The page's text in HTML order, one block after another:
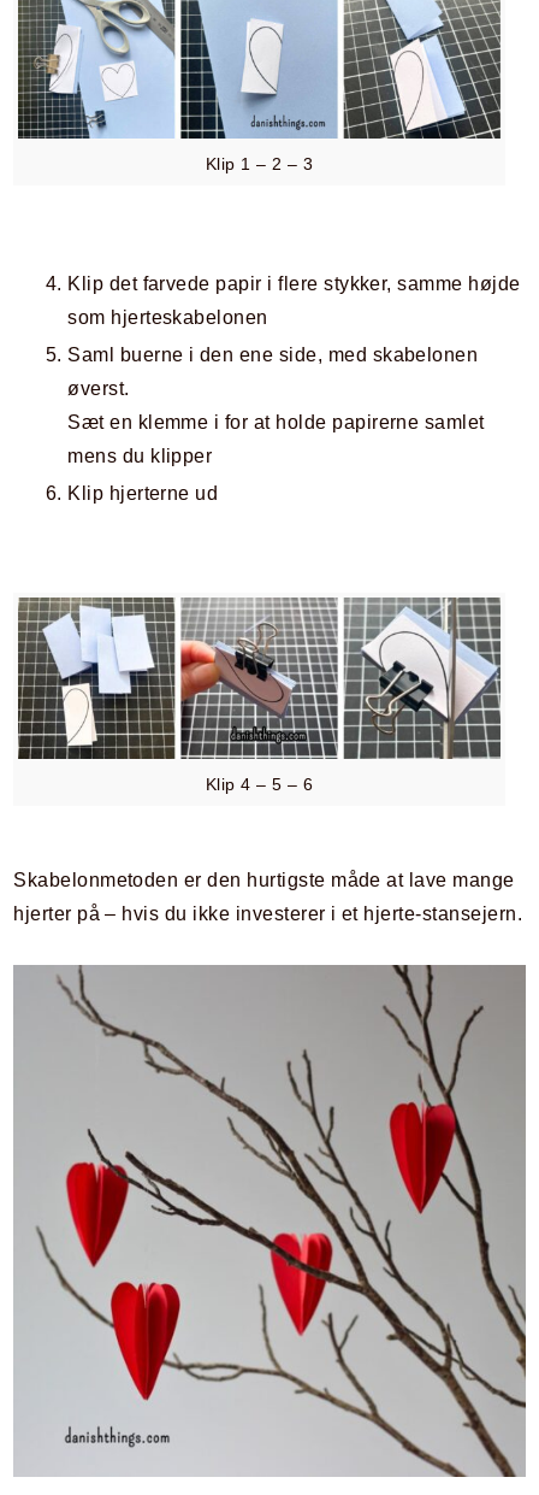
Klip 1 – 2 – 3
Klip det farvede papir i flere stykker, samme højde
som hjerteskabelonen
Saml buerne i den ene side, med skabelonen
øverst.
Sæt en klemme i for at holde papirerne samlet
mens du klipper
Klip hjerterne ud
Klip 4 – 5 – 6
Skabelonmetoden er den hurtigste måde at lave mange
hjerter på – hvis du ikke investerer i et hjerte-stansejern.